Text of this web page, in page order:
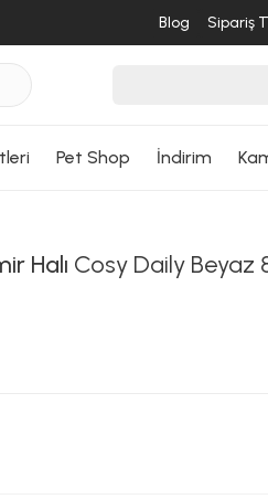
Blog Sipariş
Pet Shop İndirim
Halı Cosy Daily Beyaz